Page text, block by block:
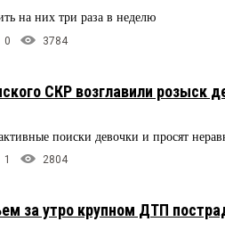
на них три раза в неделю
0 3784
СКР возглавили розыск
поиски девочки и просят
1 2804
за утро крупном ДТП